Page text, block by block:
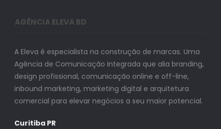
AGÊNCIA ELEVA BD
A Eleva é especialista na construção de marcas. Uma
Agência de Comunicação Integrada que alia branding,
design profissional, comunicação online e off-line,
inbound marketing, marketing digital e arquitetura
comercial para elevar negócios a seu maior potencial.
Curitiba PR